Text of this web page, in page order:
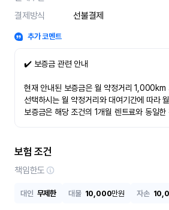
결제방식
선불결제
추가 코멘트
✔️ 보증금 관련 안내
현재 안내된 보증금은 월 약정거리 1,000km
선택하시는 월 약정거리와 대여기간에 따라
보증금은 해당 조건의 1개월 렌트료와 동일
보험 조건
책임한도
대인 무제한 대물 10,000만원 자손